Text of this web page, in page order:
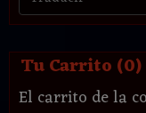
Tu Carrito (0)
El carrito de la